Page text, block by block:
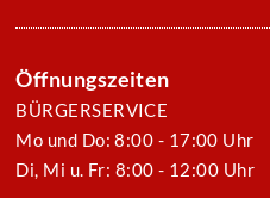
Öffnungszeiten
BÜRGERSERVICE
Mo und Do: 8:00 - 17:00 Uhr
Di, Mi u. Fr: 8:00 - 12:00 Uhr